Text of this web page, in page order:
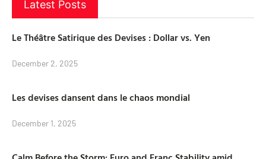
Latest Posts
Le Théâtre Satirique des Devises : Dollar vs. Yen
December 2, 2025
Les devises dansent dans le chaos mondial
December 1, 2025